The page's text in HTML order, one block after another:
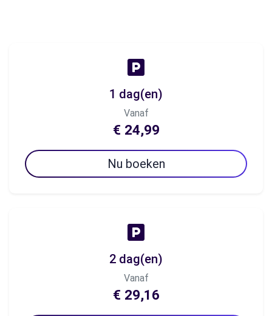
1 dag(en)
Vanaf
€ 24,99
Nu boeken
2 dag(en)
Vanaf
€ 29,16